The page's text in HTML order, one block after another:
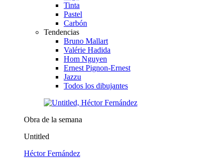
Tinta
Pastel
Carbón
Tendencias
Bruno Mallart
Valérie Hadida
Hom Nguyen
Ernest Pignon-Ernest
Jazzu
Todos los dibujantes
Obra de la semana
Untitled
Héctor Fernández